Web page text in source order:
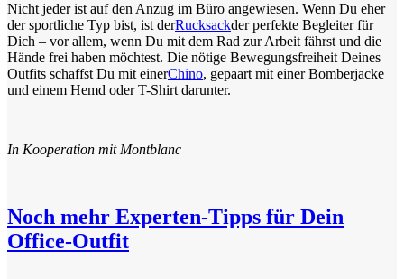
Nicht jeder ist auf den Anzug im Büro angewiesen. Wenn Du eher
der sportliche Typ bist, ist derRucksackder perfekte Begleiter für
Dich – vor allem, wenn Du mit dem Rad zur Arbeit fährst und die
Hände frei haben möchtest. Die nötige Bewegungsfreiheit Deines
Outfits schaffst Du mit einerChino, gepaart mit einer Bomberjacke
und einem Hemd oder T-Shirt darunter.
In Kooperation mit Montblanc
Noch mehr Experten-Tipps für Dein
Office-Outfit